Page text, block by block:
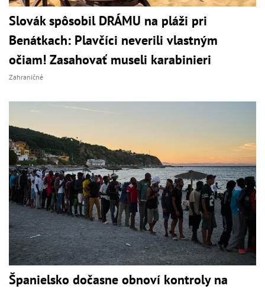
Slovák spôsobil DRÁMU na pláži pri
Benátkach: Plavčíci neverili vlastným
očiam! Zasahovať museli karabinieri
Zahraničné
Španielsko dočasne obnoví kontroly na